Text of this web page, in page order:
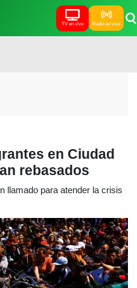
TV en vivo Radio en vivo
en Ciudad
rebasados
llamado para atender la crisis